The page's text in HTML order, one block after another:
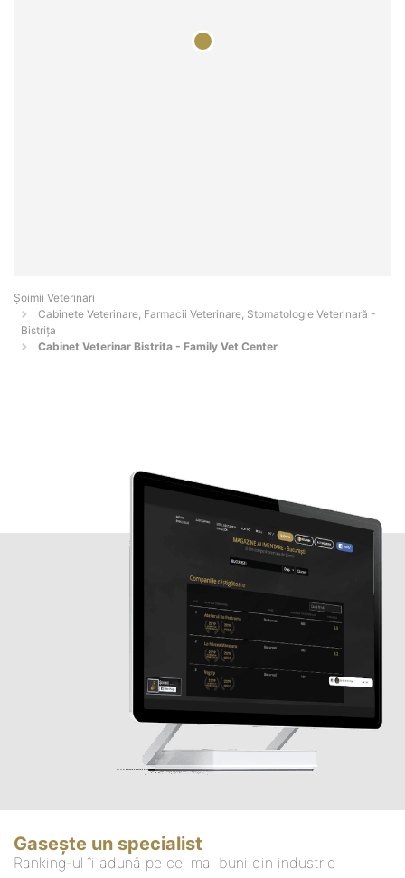
Șoimii Veterinari
Cabinete Veterinare, Farmacii Veterinare, Stomatologie Veterinară -
Bistriţa
Cabinet Veterinar Bistrita - Family Vet Center
Gasește un specialist
Ranking-ul îi adună pe cei mai buni din industrie